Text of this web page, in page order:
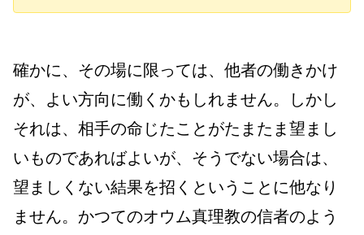
確かに、その場に限っては、他者の働きかけ
が、よい方向に働くかもしれません。
しかし
それは、相手の命じたことがたまたま望まし
いものであればよいが、そうでない場合は、
望ましくない結果を招くということに他なり
ません。かつてのオウム真理教の信者のよう